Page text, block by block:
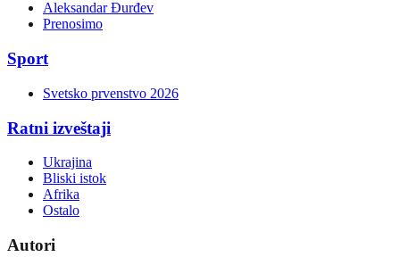
Aleksandar Đurđev
Prenosimo
Sport
Svetsko prvenstvo 2026
Ratni izveštaji
Ukrajina
Bliski istok
Afrika
Ostalo
Autori